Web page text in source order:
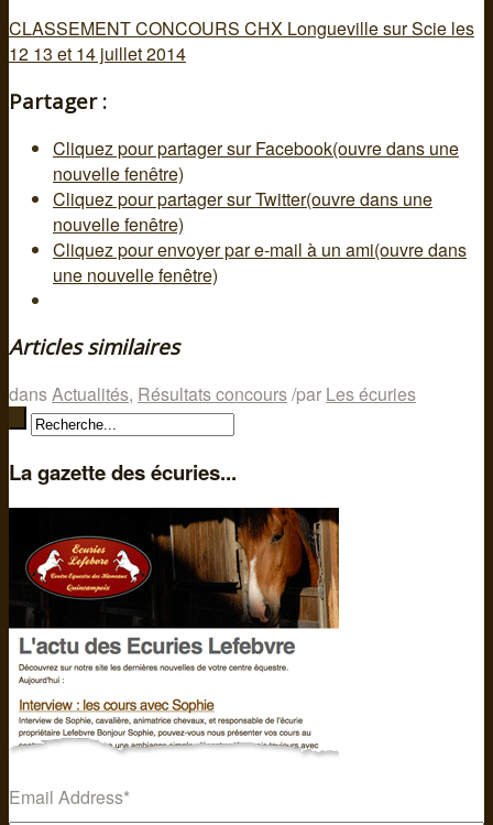
CLASSEMENT CONCOURS CHX Longueville sur Scie les
12 13 et 14 juillet 2014
Partager :
Cliquez pour partager sur Facebook(ouvre dans une
nouvelle fenêtre)
Cliquez pour partager sur Twitter(ouvre dans une
nouvelle fenêtre)
Cliquez pour envoyer par e-mail à un ami(ouvre dans
une nouvelle fenêtre)
Articles similaires
dansActualités, Résultats concours/par Les écuries
La gazette des écuries...
Email Address*